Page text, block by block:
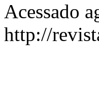
Acessado
http://